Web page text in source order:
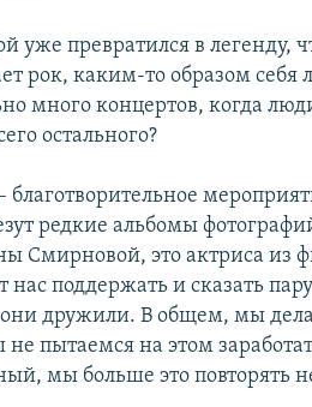
уже превратился в легенду,
рок, каким-то образом себя
много концертов, когда
остального?
редкие альбомы
Смирновой, это актриса из
поддержать и сказать
они дружили. В общем, мы
пытаемся на этом
мы больше это повторять